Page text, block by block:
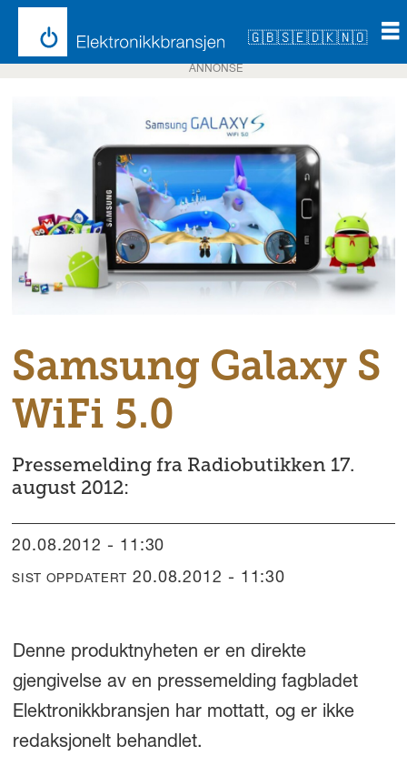
🇬🇧🇸🇪🇩🇰🇳🇴
ANNONSE
Samsung Galaxy S
WiFi 5.0
Pressemelding fra Radiobutikken 17.
august 2012:
20.08.2012 - 11:30
SIST OPPDATERT 20.08.2012 - 11:30
Denne produktnyheten er en direkte
gjengivelse av en pressemelding fagbladet
Elektronikkbransjen har mottatt, og er ikke
redaksjonelt behandlet.